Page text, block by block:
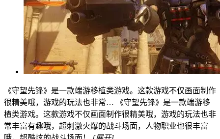
《守望先锋》是一款端游移植类游戏。这款游戏不仅画面制作
很精美哦，游戏的玩法也非常…
《守望先锋》是一款端游移
植类游戏。这款游戏不仅画面制作很精美哦，游戏的玩法也非
常丰富有趣哦，超刺激火爆的战斗场面，人物职业也很丰富